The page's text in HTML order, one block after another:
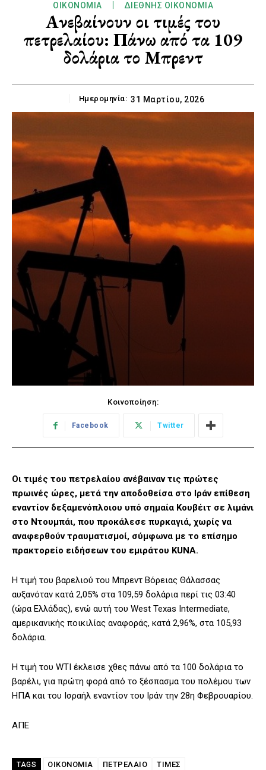
ΟΙΚΟΝΟΜΊΑ ΔΙΕΘΝΉΣ ΟΙΚΟΝΟΜΊΑ
Ανεβαίνουν οι τιμές του
πετρελαίου: Πάνω από τα 109
δολάρια το Μπρεντ
Ημερομηνία: 31 Μαρτίου, 2026
Κοινοποίηση:
Facebook Twitter
Οι τιμές του πετρελαίου ανέβαιναν τις πρώτες
πρωινές ώρες, μετά την αποδοθείσα στο Ιράν επίθεση
εναντίον δεξαμενόπλοιου υπό σημαία Κουβέιτ σε λιμάνι
στο Ντουμπάι, που προκάλεσε πυρκαγιά, χωρίς να
αναφερθούν τραυματισμοί, σύμφωνα με το επίσημο
πρακτορείο ειδήσεων του εμιράτου KUNA.
Η τιμή του βαρελιού του Μπρεντ Βόρειας Θάλασσας
αυξανόταν κατά 2,05% στα 109,59 δολάρια περί τις 03:40
(ώρα Ελλάδας), ενώ αυτή του West Texas Intermediate,
αμερικανικής ποικιλίας αναφοράς, κατά 2,96%, στα 105,93
δολάρια.
Η τιμή του WTI έκλεισε χθες πάνω από τα 100 δολάρια το
βαρέλι, για πρώτη φορά από το ξέσπασμα του πολέμου των
ΗΠΑ και του Ισραήλ εναντίον του Ιράν την 28η Φεβρουαρίου.
ΑΠΕ
TAGS ΟΙΚΟΝΟΜΙΑ ΠΕΤΡΕΛΑΙΟ ΤΙΜΕΣ